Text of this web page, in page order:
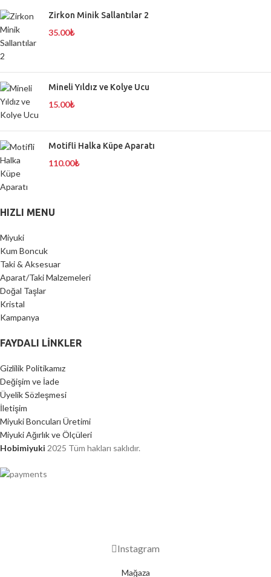
Zirkon Minik Sallantılar 2
35.00₺
Mineli Yıldız ve Kolye Ucu
15.00₺
Motifli Halka Küpe Aparatı
110.00₺
HIZLI MENU
Miyuki
Kum Boncuk
Taki & Aksesuar
Aparat/Taki Malzemeleri
Doğal Taşlar
Kristal
Kampanya
FAYDALI LİNKLER
Gizlilik Politikamız
Değişim ve İade
Üyelik Sözleşmesi
İletişim
Miyuki Boncuları Üretimi
Miyuki Ağırlık ve Ölçüleri
Hobimiyuki 2025 Tüm hakları saklıdır.
Instagram
Mağaza